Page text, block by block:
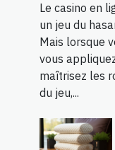
Le casino en
un jeu du
Mais lorsque
vous
maîtrisez les
du jeu,...